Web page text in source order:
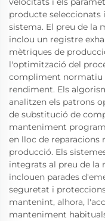
producte
sistema. El preu de la
inclou un registre
mètriques de
l'optimització del
compliment normatiu
rendiment. Els
analitzen els patrons
de substitució de
manteniment
en lloc de reparacions
producció. Els
integrats al preu de la
inclouen parades
seguretat i
mantenint, alhora,
manteniment